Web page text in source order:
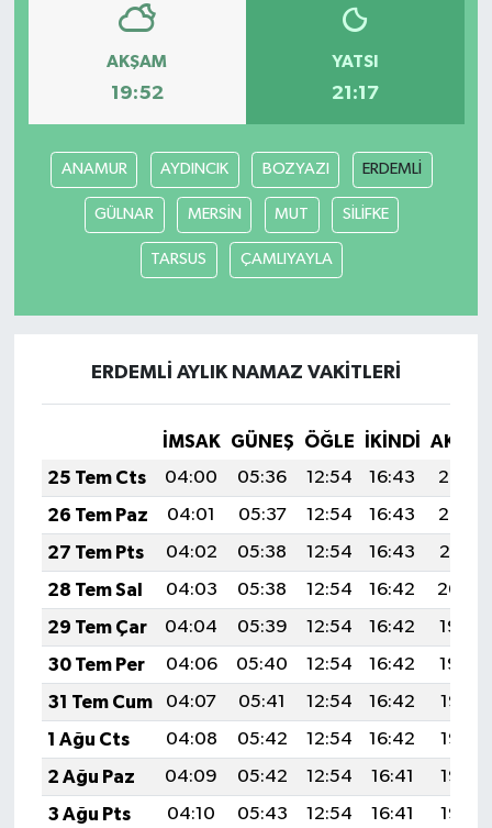
AKŞAM
19:52
YATSI
21:17
ANAMUR AYDINCIK BOZYAZI ERDEMLİ
GÜLNAR MERSİN MUT SİLİFKE
TARSUS ÇAMLIYAYLA
ERDEMLİ AYLIK NAMAZ VAKITLERI
İMSAK GÜNEŞ ÖĞLE İKINDI
25 Tem Cts
04:00 05:36 12:54 16:43
20:03
26 Tem Paz
04:01 05:37 12:54 16:43
20:02
27 Tem Pts
04:02 05:38 12:54 16:43
20:01
28 Tem Sal
04:03 05:38 12:54 16:42
20:00
29 Tem Çar
04:04 05:39 12:54 16:42
19:59
30 Tem Per
04:06 05:40 12:54 16:42
19:59
31 Tem Cum
04:07 05:41 12:54 16:42
19:58
1 Ağu Cts
04:08 05:42 12:54 16:42
19:57
2 Ağu Paz
04:09 05:42 12:54 16:41
19:56
3 Ağu Pts
04:10 05:43 12:54 16:41
19:55